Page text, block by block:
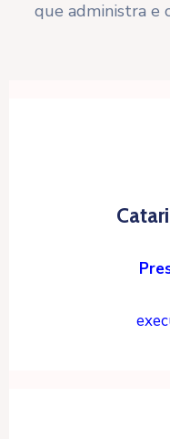
que administra e